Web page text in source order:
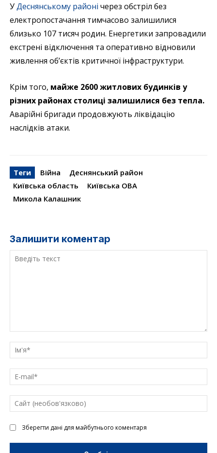
УДеснянському районі через обстріл без
електропостачання тимчасово залишилися
близько 107 тисяч родин. Енергетики запровадили
екстрені відключення та оперативно відновили
живлення об’єктів критичної інфраструктури.
Крім того, майже 2600 житлових будинків у
різних районах столиці залишилися без тепла.
Аварійні бригади продовжують ліквідацію
наслідків атаки.
Теги Війна
Деснянський район
Київська область
Київська ОВА
Микола Калашник
Залишити коментар
текст
Зберегти дані для майбутнього коментаря